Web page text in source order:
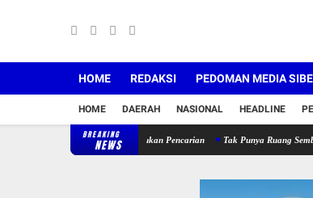
HOME REDAKSI PEDOMAN MEDIA
HOME DAERAH NASIONAL HEADLINE
BREAKING
NEWS
Sejak Juli, Polisi Lakukan Pencarian Tak Punya Ruang Sembunyi,